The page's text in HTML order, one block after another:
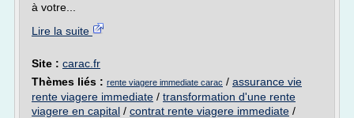
à votre...
Lire la suite
Site : carac.fr
Thèmes liés : rente viagere immediate carac / assurance vie
rente viagere immediate / transformation d'une rente
viagere en capital / contrat rente viagere immediate /